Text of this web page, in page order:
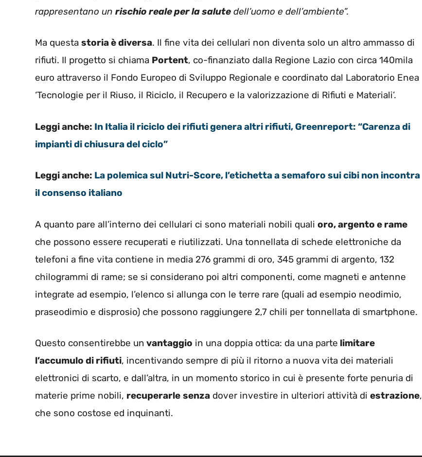
rappresentano un rischio reale per la salute dell’uomo e dell’ambiente”.
Ma questa storia è diversa. Il fine vita dei cellulari non diventa solo un altro ammasso di
rifiuti. Il progetto si chiama Portent, co-finanziato dalla Regione Lazio con circa 140mila
euro attraverso il Fondo Europeo di Sviluppo Regionale e coordinato dal Laboratorio Enea
‘Tecnologie per il Riuso, il Riciclo, il Recupero e la valorizzazione di Rifiuti e Materiali’.
Leggi anche: In Italia il riciclo dei rifiuti genera altri rifiuti, Greenreport: “Carenza di
impianti di chiusura del ciclo”
Leggi anche: La polemica sul Nutri-Score, l’etichetta a semaforo sui cibi non incontra
il consenso italiano
A quanto pare all’interno dei cellulari ci sono materiali nobili quali oro, argento e rame
che possono essere recuperati e riutilizzati. Una tonnellata di schede elettroniche da
telefoni a fine vita contiene in media 276 grammi di oro, 345 grammi di argento, 132
chilogrammi di rame; se si considerano poi altri componenti, come magneti e antenne
integrate ad esempio, l’elenco si allunga con le terre rare (quali ad esempio neodimio,
praseodimio e disprosio) che possono raggiungere 2,7 chili per tonnellata di smartphone.
Questo consentirebbe un vantaggio in una doppia ottica: da una parte limitare
l’accumulo di rifiuti, incentivando sempre di più il ritorno a nuova vita dei materiali
elettronici di scarto, e dall’altra, in un momento storico in cui è presente forte penuria di
materie prime nobili, recuperarle senza dover investire in ulteriori attività di estrazione,
che sono costose ed inquinanti.